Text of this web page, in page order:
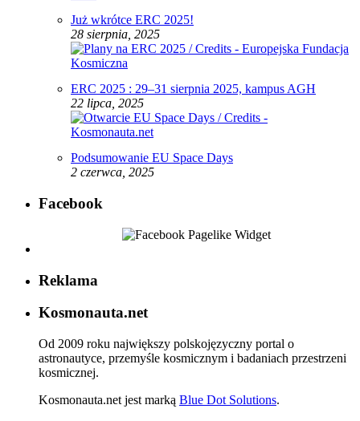
Już wkrótce ERC 2025!
28 sierpnia, 2025
ERC 2025 : 29–31 sierpnia 2025, kampus AGH
22 lipca, 2025
Podsumowanie EU Space Days
2 czerwca, 2025
Facebook
Reklama
Kosmonauta.net
Od 2009 roku największy polskojęzyczny portal o
astronautyce, przemyśle kosmicznym i badaniach przestrzeni
kosmicznej.
Kosmonauta.net jest marką Blue Dot Solutions.